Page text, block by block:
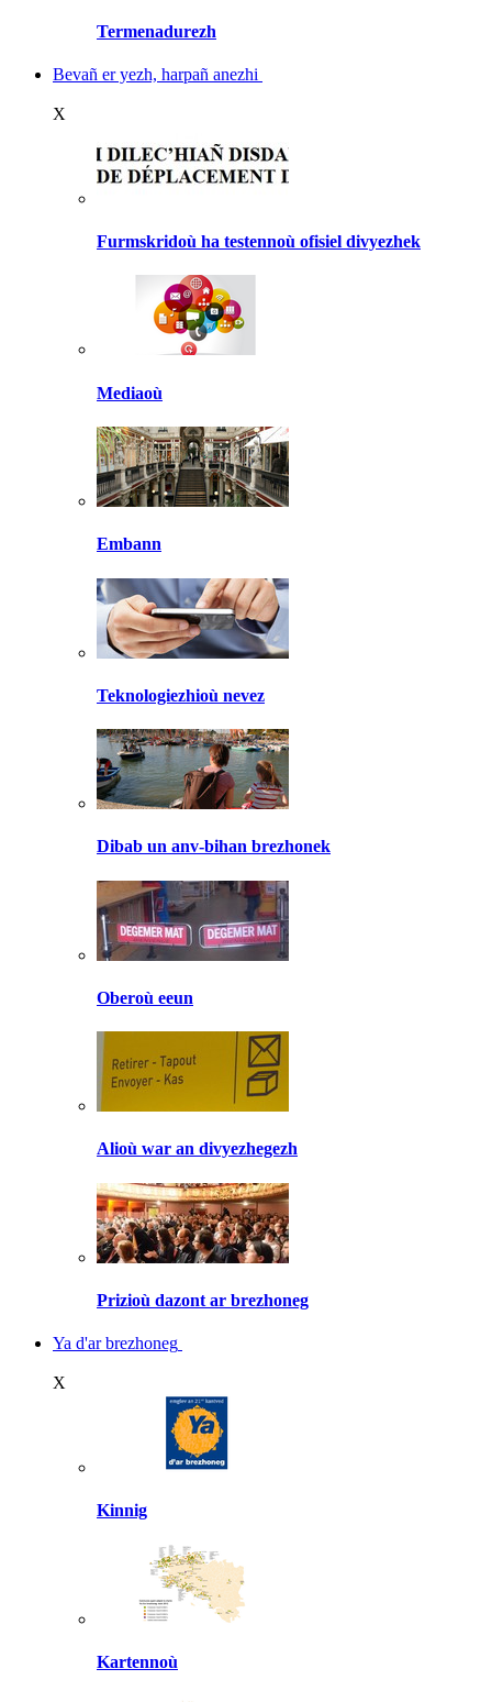
Termenadurezh
Bevañ er yezh, harpañ anezhi
X
Furmskridoù ha testennoù ofisiel divyezhek
Mediaoù
Embann
Teknologiezhioù nevez
Dibab un anv-bihan brezhonek
Oberoù eeun
Alioù war an divyezhegezh
Prizioù dazont ar brezhoneg
Ya d'ar brezhoneg
X
Kinnig
Kartennoù